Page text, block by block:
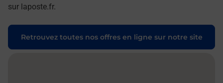
sur laposte.fr.
Retrouvez toutes nos offres en ligne sur notre site